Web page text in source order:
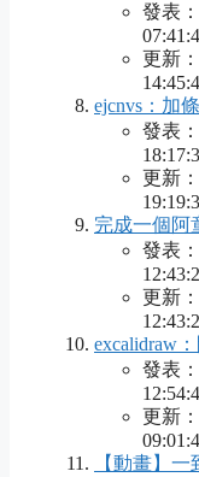
發表
更新
ejcnvs：加
發表
更新
完成一個阿
發表
更新
excalidraw
發表
更新
【動畫】一